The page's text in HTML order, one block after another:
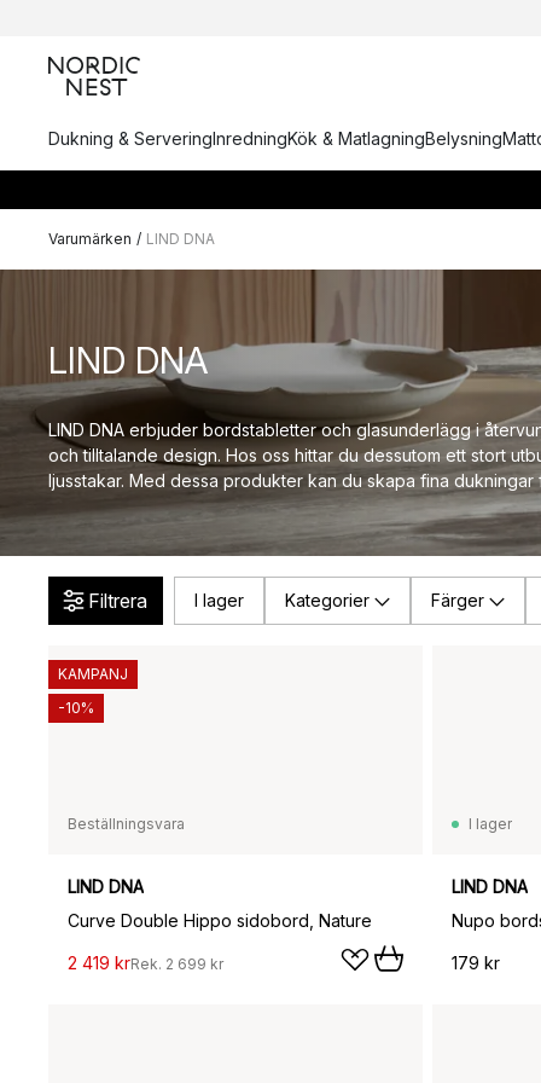
Dukning & ServeringInredningKök & MatlagningBelysning
Varumärken / LIND DNA
LIND DNA
LIND DNA erbjuder bordstabletter och glasunderlägg i
och tilltalande design. Hos oss hittar du dessutom ett stort
ljusstakar. Med dessa produkter kan du skapa fina
Filtrera I lager Kategorier Färger
Beställningsvara
LIND DNA
Curve Double Hippo sidobord, Nature
2 419 krRek. 2 699 kr
KAMPANJ
-10%
I lager
LIND DNA
Nupo
179 kr